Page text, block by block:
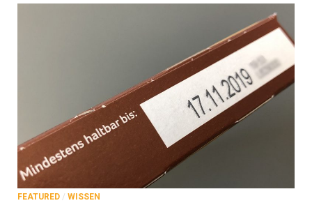
FEATURED / WISSEN